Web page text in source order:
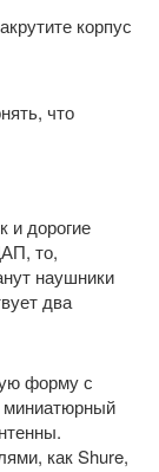
корпус
что
и дорогие
то,
наушники
два
форму с
миниатюрный
как Shure,